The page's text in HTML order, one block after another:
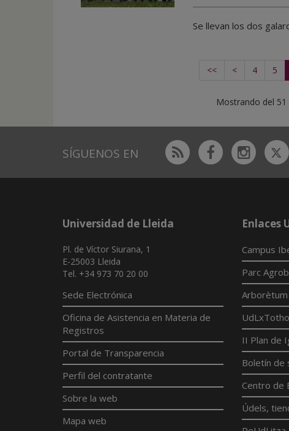
Se llevan los dos
<< < 4 5
Mostrando del
SÍGUENOS EN Rss Facebook
Universidad de Lleida
Pl. de Víctor Siurana, 1
E-25003 Lleida
Tel. +34 973 70 20 00
Sede Electrónica
Oficina de Asistencia en Materia de
Registros
Portal de Transparencia
Perfil del contratante
Sobre la web
Mapa web
Enlaces
Campus
Parc
Arborètum
II Plan de
Boletín de
Centro de
Údels,